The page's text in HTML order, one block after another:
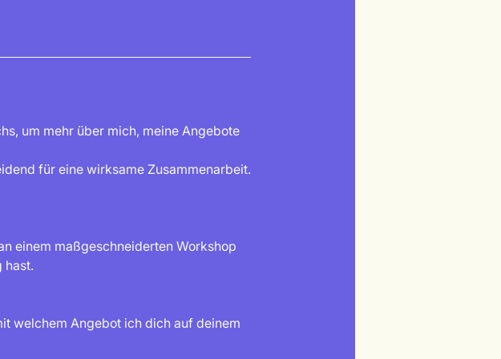
um mehr über mich, meine Angebote
für eine wirksame Zusammenarbeit.
einem maßgeschneiderten Workshop
hast.
welchem Angebot ich dich auf deinem